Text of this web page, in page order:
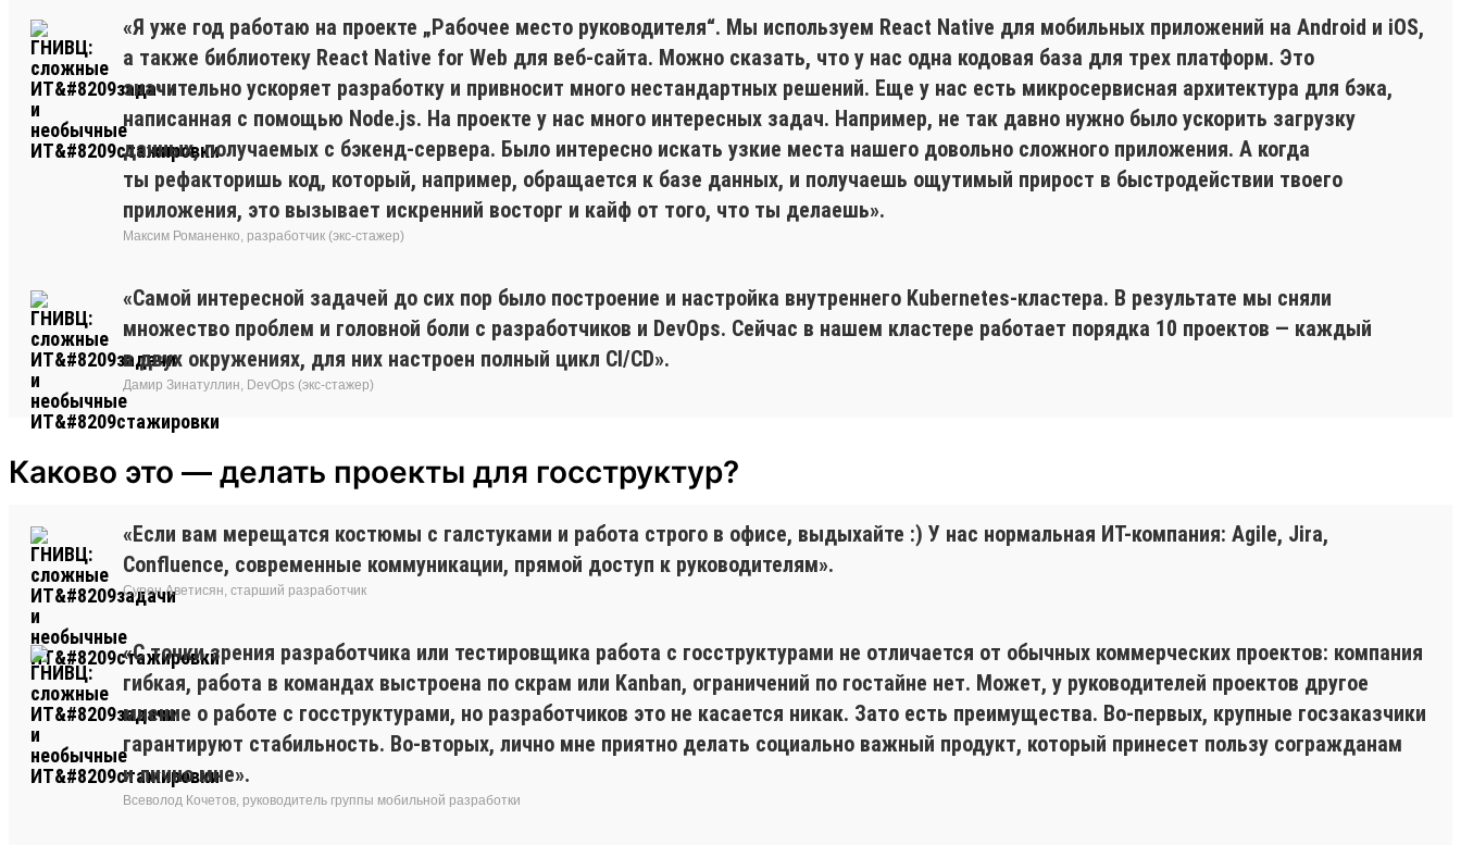
«Я уже год работаю на проекте „Рабочее место руководителя“. Мы используем React Native для мобильных приложений на Android и iOS,
а также библиотеку React Native for Web для веб-сайта. Можно сказать, что у нас одна кодовая база для трех платформ. Это
значительно ускоряет разработку и привносит много нестандартных решений. Еще у нас есть микросервисная архитектура для бэка,
написанная с помощью Node.js. На проекте у нас много интересных задач. Например, не так давно нужно было ускорить загрузку
данных, получаемых с бэкенд-сервера. Было интересно искать узкие места нашего довольно сложного приложения. А когда
ты рефакторишь код, который, например, обращается к базе данных, и получаешь ощутимый прирост в быстродействии твоего
приложения, это вызывает искренний восторг и кайф от того, что ты делаешь».
Максим Романенко, разработчик (экс-стажер)
«Самой интересной задачей до сих пор было построение и настройка внутреннего Kubernetes-кластера. В результате мы сняли
множество проблем и головной боли с разработчиков и DevOps. Сейчас в нашем кластере работает порядка 10 проектов — каждый
в двух окружениях, для них настроен полный цикл CI/CD».
Дамир Зинатуллин, DevOps (экс-стажер)
Каково это — делать проекты для госструктур?
«Если вам мерещатся костюмы с галстуками и работа строго в офисе, выдыхайте :) У нас нормальная ИТ-компания: Agile, Jira,
Confluence, современные коммуникации, прямой доступ к руководителям».
Сурен Аветисян, старший разработчик
«С точки зрения разработчика или тестировщика работа с госструктурами не отличается от обычных коммерческих проектов: компания
гибкая, работа в командах выстроена по скрам или Kanban, ограничений по гостайне нет. Может, у руководителей проектов другое
мнение о работе с госструктурами, но разработчиков это не касается никак. Зато есть преимущества. Во-первых, крупные госзаказчики
гарантируют стабильность. Во-вторых, лично мне приятно делать социально важный продукт, который принесет пользу согражданам
и лично мне».
Всеволод Кочетов, руководитель группы мобильной разработки